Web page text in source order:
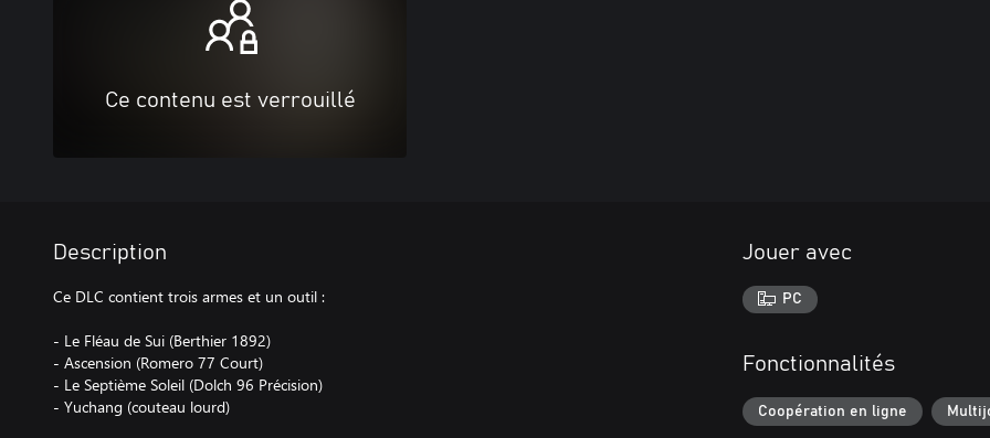
Ce contenu est verrouillé
Description
Ce DLC contient trois armes et un outil :
- Le Fléau de Sui (Berthier 1892)
- Ascension (Romero 77 Court)
- Le Septième Soleil (Dolch 96 Précision)
- Yuchang (couteau lourd)
Jouer avec
PC
Fonctionnalités
Coopération en ligne